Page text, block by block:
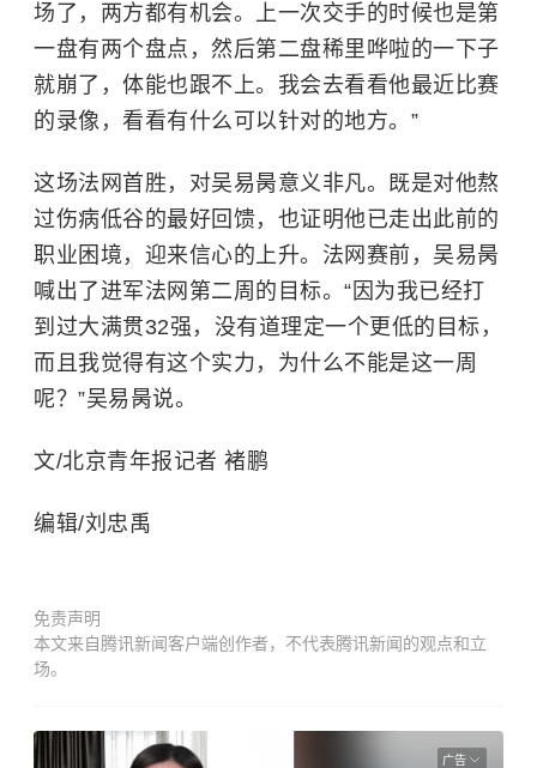
场了，两方都有机会。上一次交手的时候也是第
一盘有两个盘点，然后第二盘稀里哗啦的一下子
就崩了，体能也跟不上。我会去看看他最近比赛
的录像，看看有什么可以针对的地方。”
这场法网首胜，对吴易昺意义非凡。既是对他熬
过伤病低谷的最好回馈，也证明他已走出此前的
职业困境，迎来信心的上升。法网赛前，吴易昺
喊出了进军法网第二周的目标。“因为我已经打
到过大满贯32强，没有道理定一个更低的目标，
而且我觉得有这个实力，为什么不能是这一周
呢？”吴易昺说。
文/北京青年报记者 褚鹏
编辑/刘忠禹
免责声明
本文来自腾讯新闻客户端创作者，不代表腾讯新闻的观点和立
场。
广告